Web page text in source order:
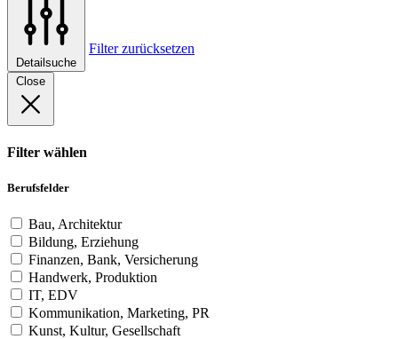
Detailsuche
Filter zurücksetzen
Close
Filter wählen
Berufsfelder
Bau, Architektur
Bildung, Erziehung
Finanzen, Bank, Versicherung
Handwerk, Produktion
IT, EDV
Kommunikation, Marketing, PR
Kunst, Kultur, Gesellschaft